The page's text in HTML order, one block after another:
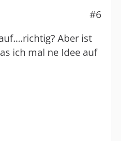
#6
Aber ist
ich mal ne Idee auf